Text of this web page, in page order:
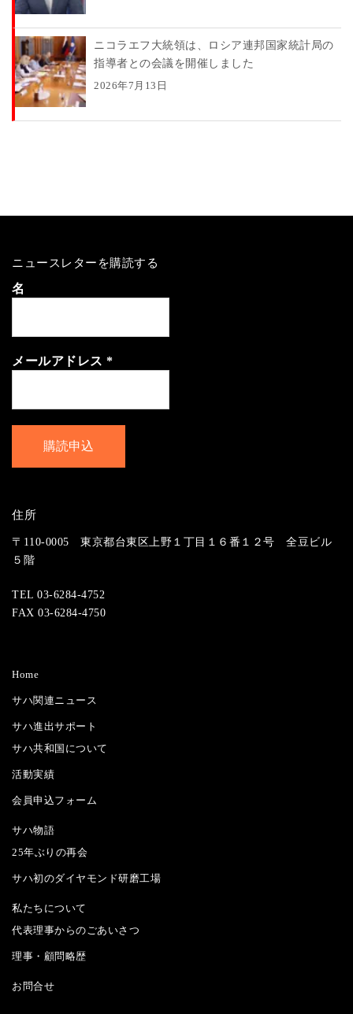
ニコラエフ大統領は、ロシア連邦国家統計局の
指導者との会議を開催しました
2026年7月13日
ニュースレターを購読する
名
メールアドレス *
住所
〒110-0005 東京都台東区上野１丁目１６番１２号 全豆ビル
５階
TEL 03-6284-4752
FAX 03-6284-4750
Home
サハ関連ニュース
サハ進出サポート
サハ共和国について
活動実績
会員申込フォーム
サハ物語
25年ぶりの再会
サハ初のダイヤモンド研磨工場
私たちについて
代表理事からのごあいさつ
理事・顧問略歴
お問合せ